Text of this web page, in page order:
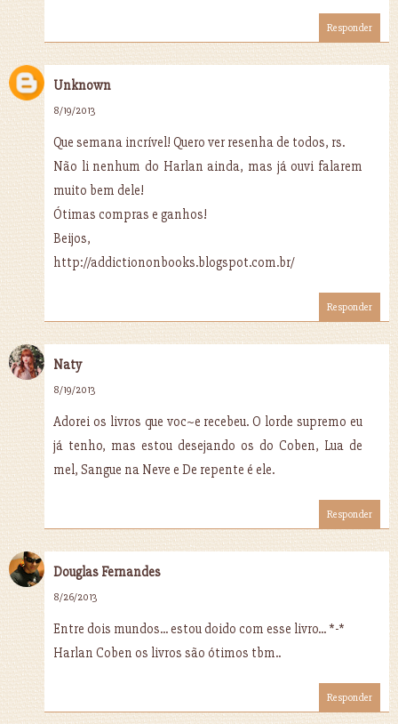
Responder
Unknown
8/19/2013
Que semana incrível! Quero ver resenha de todos, rs.
Não li nenhum do Harlan ainda, mas já ouvi falarem
muito bem dele!
Ótimas compras e ganhos!
Beijos,
http://addictiononbooks.blogspot.com.br/
Responder
Naty
8/19/2013
Adorei os livros que voc~e recebeu. O lorde supremo eu
já tenho, mas estou desejando os do Coben, Lua de
mel, Sangue na Neve e De repente é ele.
Responder
Douglas Fernandes
8/26/2013
Entre dois mundos... estou doido com esse livro... *-*
Harlan Coben os livros são ótimos tbm..
Responder